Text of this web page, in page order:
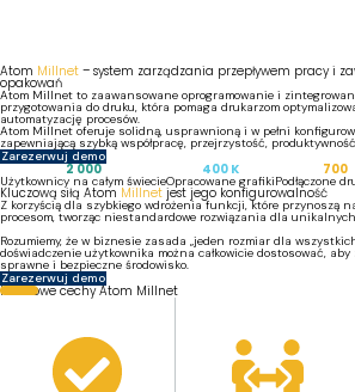
Atom Millnet – system zarządzania przepływem pracy i
opakowań
Atom Millnet to zaawansowane oprogramowanie i
przygotowania do druku, która pomaga drukarzom
automatyzację procesów.
Atom Millnet oferuje solidną, usprawnioną i w pełni
zapewniającą szybką współpracę, przejrzystość,
Zarezerwuj demo
2 000
Użytkownicy na całym świecie
400 K
Opracowane grafiki
700
Podłączone
Kluczową siłą Atom Millnet jest jego konfigurowalność
Z korzyścią dla szybkiego wdrożenia funkcji, które przynoszą
procesom, tworząc niestandardowe rozwiązania dla
Rozumiemy, że w biznesie zasada „jeden rozmiar dla
doświadczenie użytkownika można całkowicie dostosować,
sprawne i bezpieczne środowisko.
Zarezerwuj demo
Kluczowe cechy Atom Millnet